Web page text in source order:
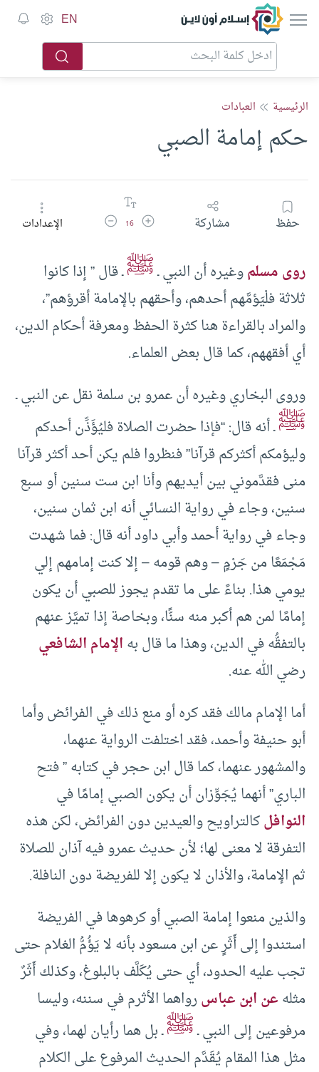
إسلام أون لاين EN
الرئيسية العبادات
حكم إمامة الصبي
حفظ مشاركة زيادة حجم الخط
16 تقليل حجم الخطالإعدادات
روى مسلموغيره أن النبي ـﷺـ قال ” إذا كانوا
ثلاثة فلْيَؤمَّهم أحدهم، وأحقهم بالإمامة أقرؤهم”،
والمراد بالقراءة هنا كثرة الحفظ ومعرفة أحكام الدين،
أي أفقههم، كما قال بعض العلماء.
وروى البخاري وغيره أن عمرو بن سلمة نقل عن النبي ـ
ﷺـ أنه قال: “فإذا حضرت الصلاة فليُؤَذِّن أحدكم
وليؤمكم أكثركم قرآنا” فنظروا فلم يكن أحد أكثر قرآنا
منى فقدَّموني بين أيديهم وأنا ابن ست سنين أو سبع
سنين، وجاء في رواية النسائي أنه ابن ثمان سنين،
وجاء في رواية أحمد وأبي داود أنه قال: فما شهدت
مَجْمَعًا من جَرْمٍ – وهم قومه – إلا كنت إمامهم إلي
يومي هذا. بناءً على ما تقدم يجوز للصبي أن يكون
إمامًا لمن هم أكبر منه سنًّا، وبخاصة إذا تميَّز عنهم
بالتفقُّه في الدين، وهذا ما قال بهالإمام الشافعي
رضي الله عنه.
أما الإمام مالك فقد كره أو منع ذلك في الفرائض وأما
أبو حنيفة وأحمد، فقد اختلفت الرواية عنهما،
والمشهور عنهما، كما قال ابن حجر في كتابه ” فتح
الباري” أنهما يُجَوِّزان أن يكون الصبي إمامًا في
النوافلكالتراويح والعيدين دون الفرائض، لكن هذه
التفرقة لا معنى لها؛ لأن حديث عمرو فيه آذان للصلاة
ثم الإمامة، والأذان لا يكون إلا للفريضة دون النافلة.
والذين منعوا إمامة الصبي أو كرهوها في الفريضة
استندوا إلى أَثَرٍ عن ابن مسعود بأنه لا يَؤُمُّ الغلام حتى
تجب عليه الحدود، أي حتى يُكَلَّف بالبلوغ، وكذلك أَثَرٌ
مثلهعن ابن عباسرواهما الأثرم في سننه، وليسا
مرفوعين إلى النبي ـﷺـ بل هما رأيان لهما، وفي
مثل هذا المقام يُقَدَّم الحديث المرفوع على الكلام